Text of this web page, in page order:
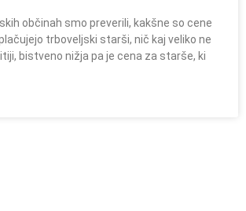
občinah smo preverili, kakšne so cene
trboveljski starši, nič kaj veliko ne
bistveno nižja pa je cena za starše, ki